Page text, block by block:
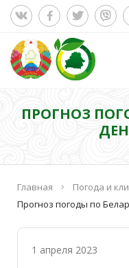
ПРОГНОЗ
Главная Погода и
Прогноз погоды по
1 апреля 2023